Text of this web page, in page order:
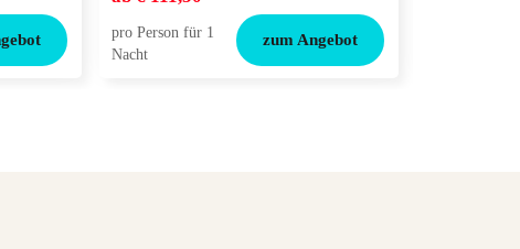
pro Person für 1
Nacht
zum Angebot